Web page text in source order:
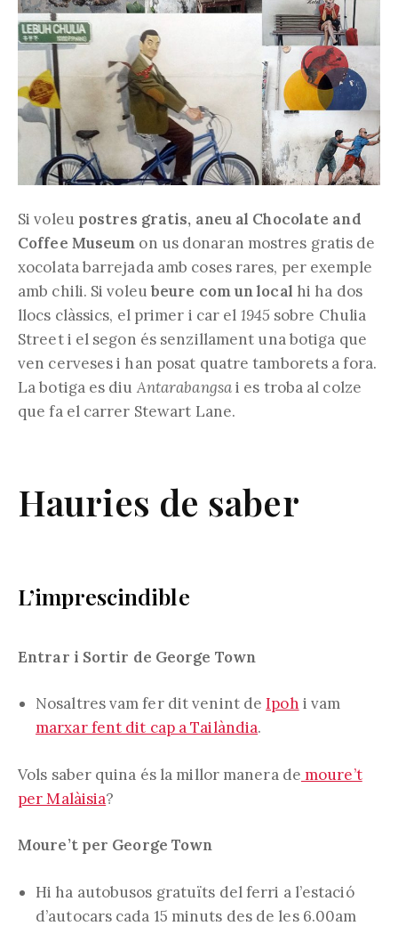
Si voleu postres gratis, aneu al Chocolate and
Coffee Museum on us donaran mostres gratis de
xocolata barrejada amb coses rares, per exemple
amb chili. Si voleu beure com un local hi ha dos
llocs clàssics, el primer i car el 1945sobre Chulia
Street i el segon és senzillament una botiga que
ven cerveses i han posat quatre tamborets a fora.
La botiga es diu Antarabangsai es troba al colze
que fa el carrer Stewart Lane.
Hauries de saber
L’imprescindible
Entrar i Sortir de George Town
Nosaltres vam fer dit venint deIpoh i vam
marxar fent dit cap a Tailàndia.
Vols saber quina és la millor manera de moure’t
per Malàisia?
Moure’t per George Town
Hi ha autobusos gratuïts del ferri a l’estació
d’autocars cada 15 minuts des de les 6.00am